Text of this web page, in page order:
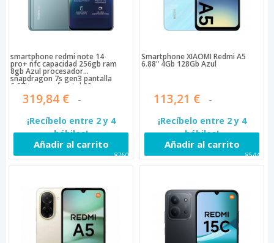
smartphone redmi note 14
pro+ nfc capacidad 256gb ram
8gb Azul procesador
snapdragon 7s gen3 pantalla
6.67' camara frontal 20 mp
camara trasera triple 200mp +
8mp + 2mp bateria 5110mah 5g
dual sim protecc
319,84 €
¡Recíbelo entre 2 y 4
hábiles!
Añadir al carrito
87600
Smartphone XIAOMI Redmi A5
6.88" 4Gb 128Gb Azul
113,21 €
¡Recíbelo entre 2 y 4
hábiles!
Añadir al carrito
85448